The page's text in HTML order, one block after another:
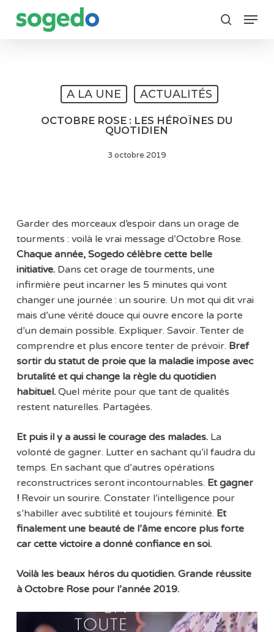
search
Menu
A LA UNE ACTUALITÉS
OCTOBRE ROSE : LES HÉROÏNES DU
QUOTIDIEN
3 octobre 2019
Garder des morceaux d’espoir dans un orage de
tourments : voilà le vrai message d’Octobre Rose.
Chaque année, Sogedo célèbre cette belle
initiative. Dans cet orage de tourments, une
infirmière peut incarner les 5 minutes qui vont
changer une journée : un sourire. Un mot qui dit vrai
mais d’une vérité douce qui ouvre encore la porte
d’un demain possible. Expliquer. Savoir. Tenter de
comprendre et plus encore tenter de prévoir. Bref
sortir du statut de proie que la maladie impose avec
brutalité et qui change la règle du quotidien
habituel.Quel mérite pour que tant de qualités
restent naturelles. Partagées.
Et puis il y a aussi le courage des malades.La
volonté de gagner. Lutter en sachant qu’il faudra du
temps. En sachant que d’autres opérations
reconstructrices seront incontournables. Et gagner
!Revoir un sourire. Constater l’intelligence pour
s’habiller avec subtilité et toujours féminité. Et
finalement une beauté de l’âme encore plus forte
car cette victoire a donné confiance en soi.
Voilà les beaux héros du quotidien. Grande réussite
à Octobre Rose pour l’année 2019.